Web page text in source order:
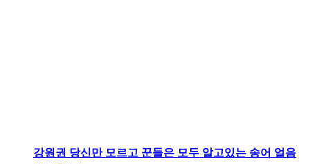
강원권 당신만 모르고 꾼들은 모두 알고있는 송어 얼음